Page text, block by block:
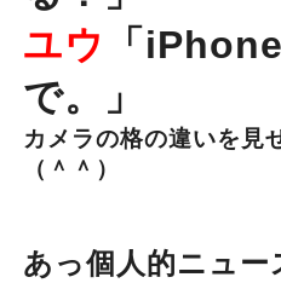
ユウ
「
で。」
カメラの格の違いを見
（＾＾）
あっ個人的ニュー